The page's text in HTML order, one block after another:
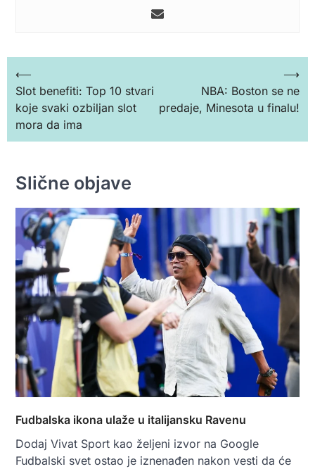
Кретање
чланка
⟵
Slot benefiti: Top 10 stvari
koje svaki ozbiljan slot
mora da ima
NBA: Boston se ne
predaje, Minesota u finalu!
⟶
Slične objave
Fudbalska ikona ulaže u italijansku Ravenu
Dodaj Vivat Sport kao željeni izvor na Google
Fudbalski svet ostao je iznenađen nakon vesti da će